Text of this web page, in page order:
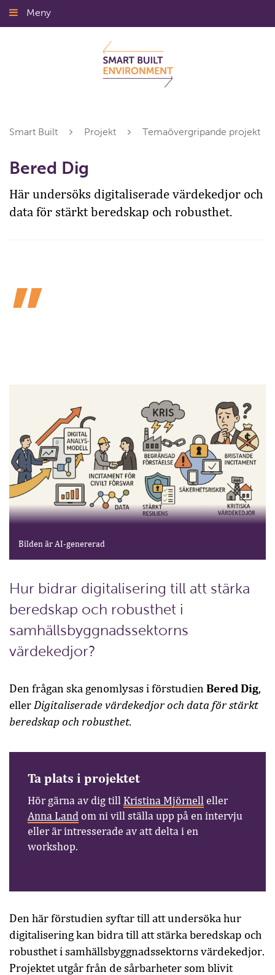
Gå
till
Meny
Smart Built Projekt Temaövergripande projekt
Bered Dig
Här undersöks digitaliserade värdekedjor och
data för stärkt beredskap och robusthet.
Bilden är AI-genererad
Hur bidrar digitalisering till att stärka
beredskap och robusthet i
samhällsbyggnadssektorns
värdekedjor?
Den frågan ska genomlysas i förstudien Bered Dig,
eller Digitaliserade värdekedjor och data för stärkt
beredskap och robusthet.
Ta plats i projektet
Hör gärna av dig till Kristina Mjörnell eller
Anna Land om ni vill ställa upp på en intervju
eller är intresserade av att delta i en
workshop.
Den här förstudien syftar till att undersöka hur
digitalisering kan bidra till att stärka beredskap och
robusthet i samhällsbyggnadssektorns värdekedjor.
Projektet utgår från de sårbarheter som blivit